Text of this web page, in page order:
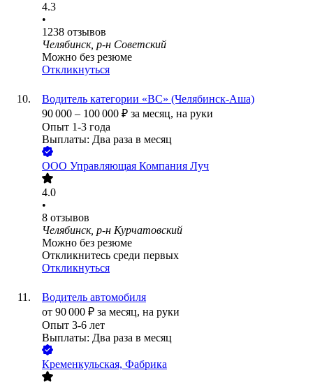
4.3
•
1238 отзывов
Челябинск, р-н Советский
Можно без резюме
Откликнуться
Водитель категории «ВС» (Челябинск-Аша)
90 000 – 100 000 ₽ за месяц, на руки
Опыт 1-3 года
Выплаты: Два раза в месяц
ООО Управляющая Компания Луч
4.0
•
8 отзывов
Челябинск, р-н Курчатовский
Можно без резюме
Откликнитесь среди первых
Откликнуться
Водитель автомобиля
от 90 000 ₽ за месяц, на руки
Опыт 3-6 лет
Выплаты: Два раза в месяц
Кременкульская, Фабрика